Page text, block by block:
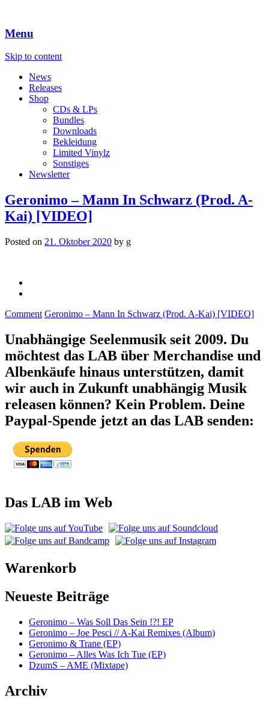
Menu
Skip to content
News
Releases
Shop
CDs & LPs
Bundles
Downloads
Bekleidung
Limited Vinylz
Sonstiges
Newsletter
Geronimo – Mann In Schwarz (Prod. A-
Kai) [VIDEO]
Posted on 21. Oktober 2020 by g
Comment Geronimo – Mann In Schwarz (Prod. A-Kai) [VIDEO]
Unabhängige Seelenmusik seit 2009. Du
möchtest das LAB über Merchandise und
Albenkäufe hinaus unterstützen, damit
wir auch in Zukunft unabhängig Musik
releasen können? Kein Problem. Deine
Paypal-Spende jetzt an das LAB senden:
Das LAB im Web
Warenkorb
Neueste Beiträge
Geronimo – Was Soll Das Sein !?! EP
Geronimo – Joe Pesci // A-Kai Remixes (Album)
Geronimo & Trane (EP)
Geronimo – Alles Was Ich Tue (EP)
DzumS – AME (Mixtape)
Archiv